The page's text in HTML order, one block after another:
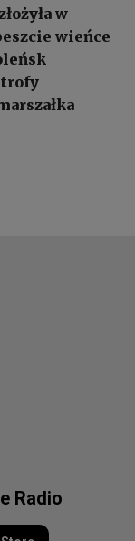
w
wieńce
Radio